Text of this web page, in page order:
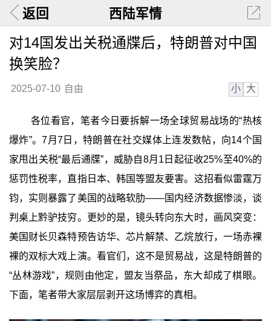
返回 西陆军情
对14国发出关税通牒后，特朗普对中国
换笑脸？
2025-07-10 自由 小 大
各位看官，笔者今日要拆解一场全球贸易战场的“热核
爆炸”。7月7日，特朗普在社交媒体上连发数帖，向14个国
家甩出关税“最后通牒”，威胁自8月1日起征收25%至40%的
惩罚性税率，直指日本、韩国等盟友要害。这招看似雷霆万
钧，实则暴露了美国的战略软肋——国内经济数据惨淡，谈
判桌上黔驴技穷。更妙的是，镜头转向东大时，画风突变：
美国财长贝森特预告访华、芯片解禁、乙烷放行，一场赤裸
裸的双标大戏上演。看官们，这不是贸易战，这是特朗普的
“丛林游戏”，规则由他定，盟友当祭品，东大却成了棋眼。
下面，笔者带大家层层剥开这场博弈的真相。